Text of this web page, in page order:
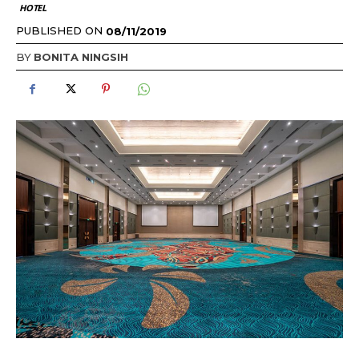
HOTEL
PUBLISHED ON 08/11/2019
BY BONITA NINGSIH